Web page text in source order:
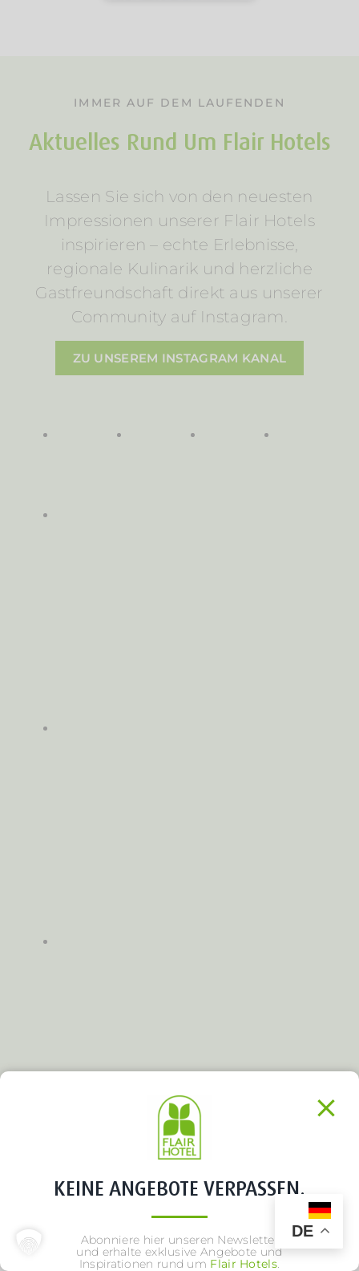
IMMER AUF DEM LAUFENDEN
Aktuelles Rund Um Flair Hotels
Lassen Sie sich von den neuesten
Impressionen unserer Flair Hotels
inspirieren – echte Erlebnisse,
regionale Kulinarik und herzliche
Gastfreundschaft direkt aus unserer
Community auf Instagram.
ZU UNSEREM INSTAGRAM KANAL
KEINE ANGEBOTE VERPASSEN.
Abonniere hier unseren Newsletter
und erhalte exklusive Angebote und
Inspirationen rund um Flair Hotels.
DE